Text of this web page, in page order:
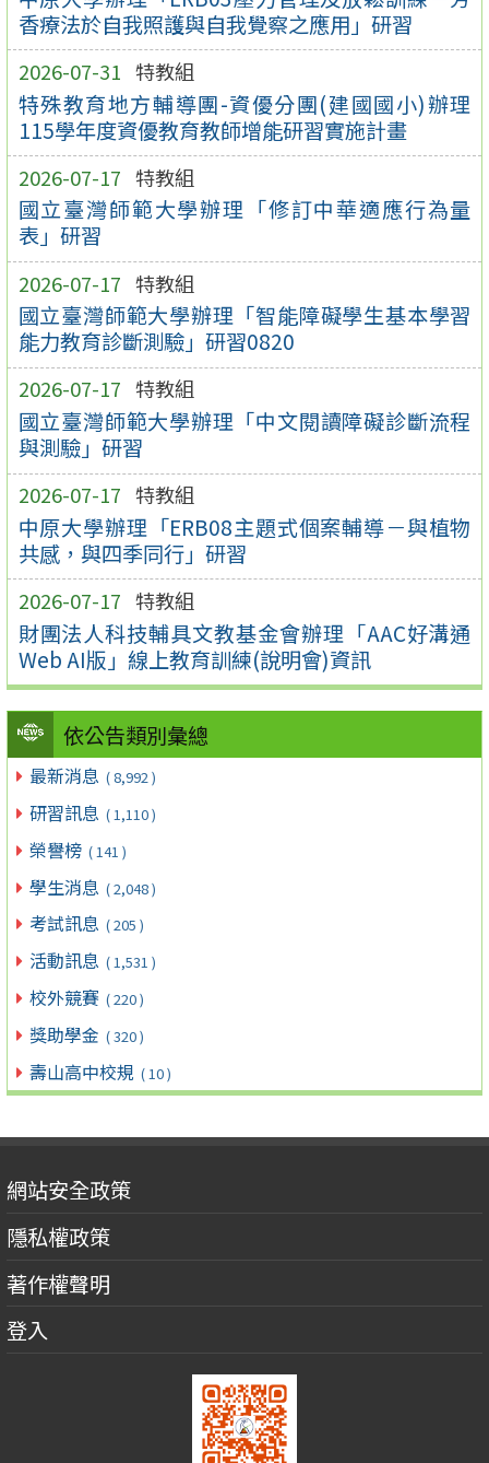
香療法於自我照護與自我覺察之應用」研習
2026-07-31 特教組
特殊教育地方輔導團-資優分團(建國國小)辦理
115學年度資優教育教師增能研習實施計畫
2026-07-17 特教組
國立臺灣師範大學辦理「修訂中華適應行為量
表」研習
2026-07-17 特教組
國立臺灣師範大學辦理「智能障礙學生基本學習
能力教育診斷測驗」研習0820
2026-07-17 特教組
國立臺灣師範大學辦理「中文閱讀障礙診斷流程
與測驗」研習
2026-07-17 特教組
中原大學辦理「ERB08主題式個案輔導－與植物
共感，與四季同行」研習
2026-07-17 特教組
財團法人科技輔具文教基金會辦理「AAC好溝通
Web AI版」線上教育訓練(說明會)資訊
依公告類別彙總
最新消息 ( 8,992 )
研習訊息 ( 1,110 )
榮譽榜 ( 141 )
學生消息 ( 2,048 )
考試訊息 ( 205 )
活動訊息 ( 1,531 )
校外競賽 ( 220 )
獎助學金 ( 320 )
壽山高中校規 ( 10 )
網站安全政策
隱私權政策
著作權聲明
登入